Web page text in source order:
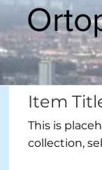
Item
This is
collection,